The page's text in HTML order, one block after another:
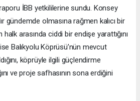
İBB yetkililerine sundu. Konsey
gündemde olmasına rağmen kalıcı bir
arasında ciddi bir endişe yarattığını
Balıkyolu Köprüsü’nün mevcut
köprüyle ilgili güçlendirme
ve proje safhasının sona erdiğini